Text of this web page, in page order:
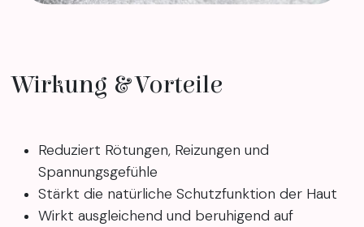
Wirkung & Vorteile
Reduziert Rötungen, Reizungen und
Spannungsgefühle
Stärkt die natürliche Schutzfunktion der Haut
Wirkt ausgleichend und beruhigend auf